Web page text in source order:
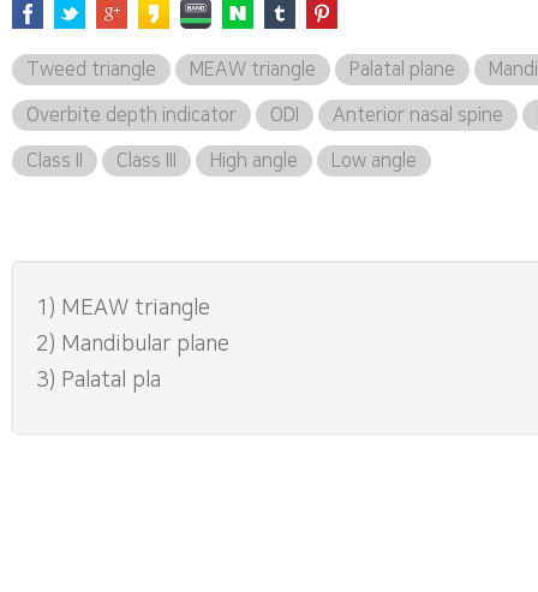
Tweed triangle MEAW triangle Palatal plane
Overbite depth indicator ODI Anterior nasal spine
Class II Class III High angle Low angle
1) MEAW triangle
2) Mandibular plane
3) Palatal pla